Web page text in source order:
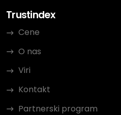
Trustindex
Cene
O nas
Viri
Kontakt
Partnerski program